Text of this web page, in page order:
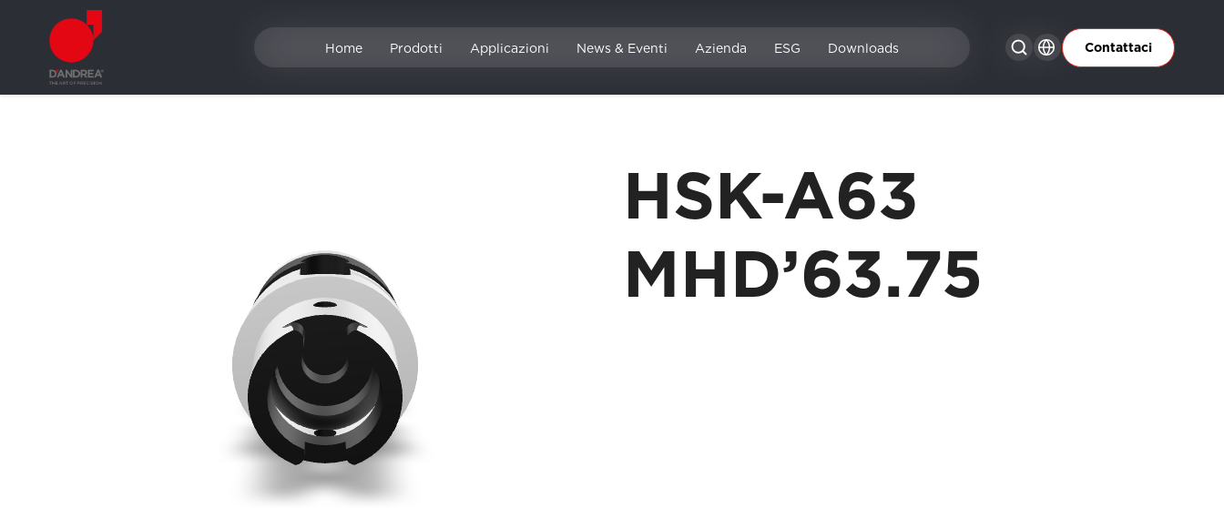
Home Prodotti Applicazioni News & Eventi Azienda ESG Downloads Contattaci
HSK-A63
MHD’63.75